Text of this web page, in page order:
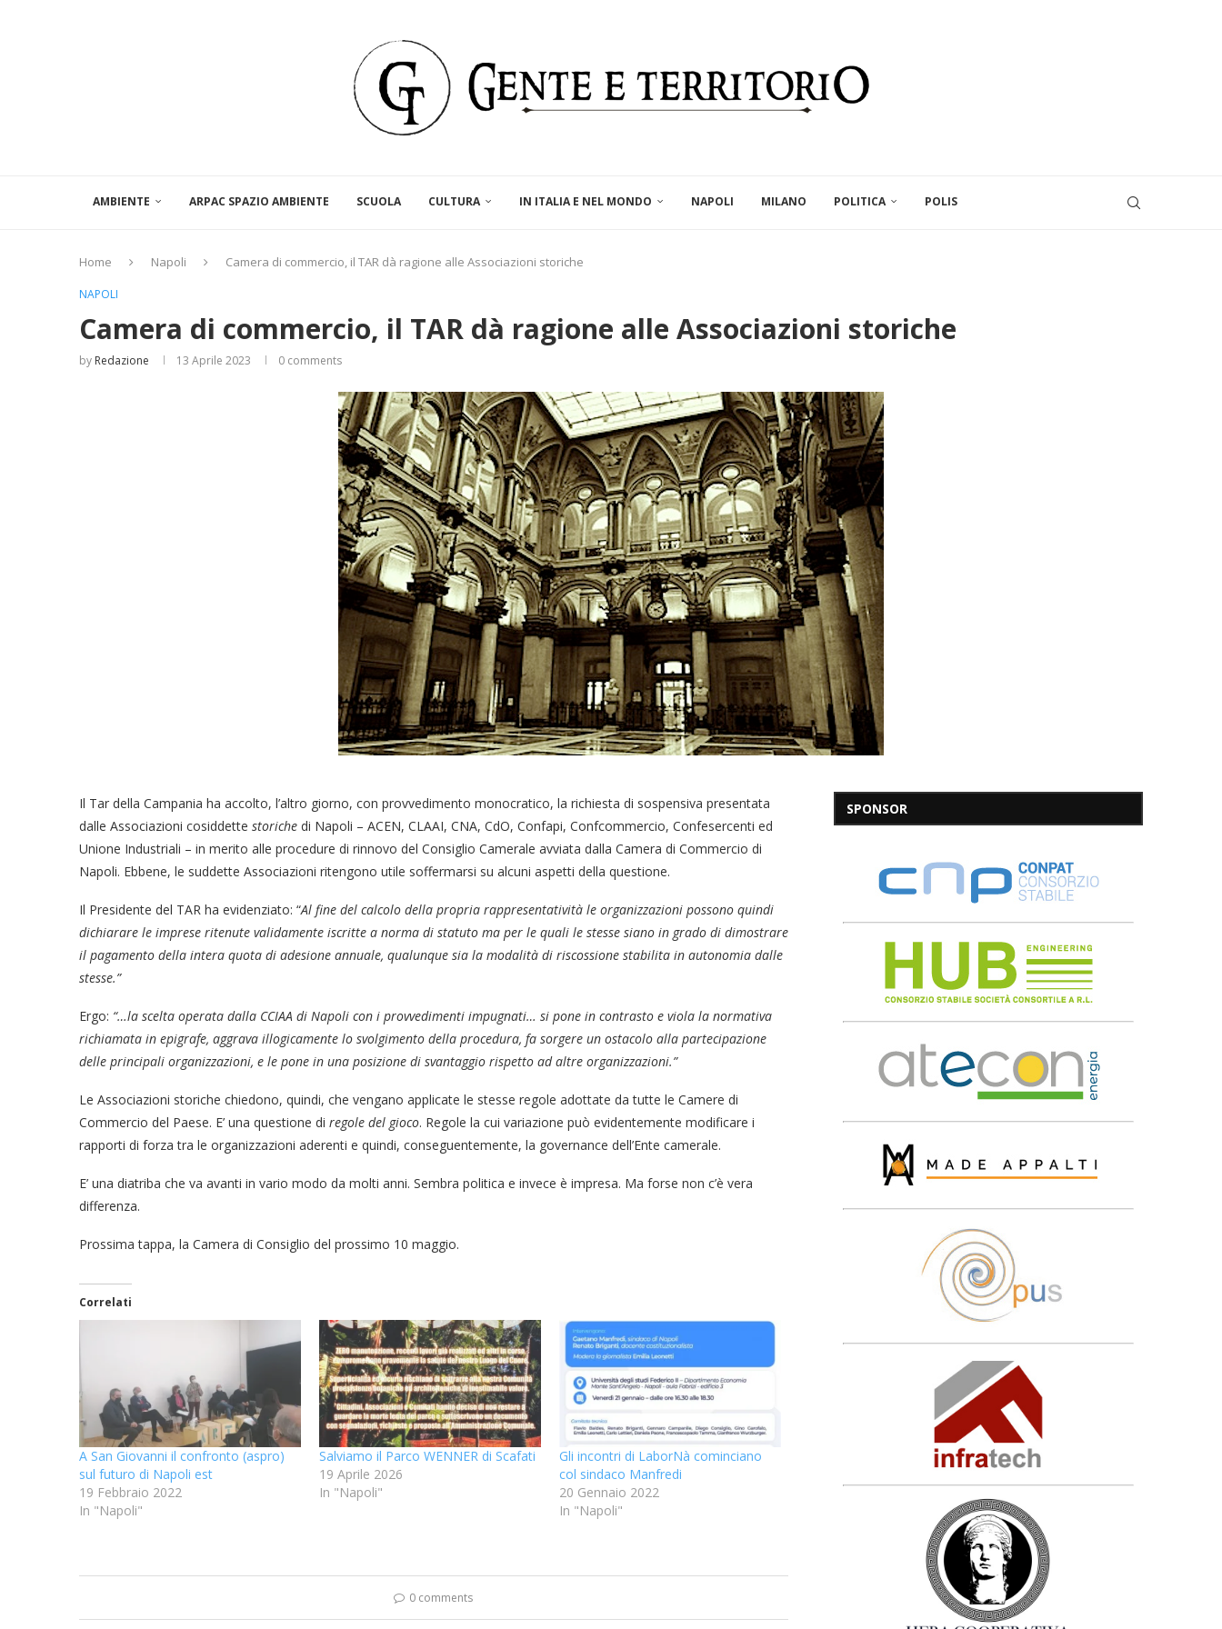
AMBIENTE ARPAC SPAZIO AMBIENTE SCUOLA CULTURA IN ITALIA E NEL MONDO NAPOLI MILANO POLITICA POLIS
Home Napoli Camera di commercio, il TAR dà ragione alle Associazioni storiche
NAPOLI
Camera di commercio, il TAR dà ragione alle Associazioni storiche
by Redazione 13 Aprile 2023 0 comments
Il Tar della Campania ha accolto, l’altro giorno, con provvedimento monocratico, la richiesta di sospensiva presentata
dalle Associazioni cosiddette storiche di Napoli – ACEN, CLAAI, CNA, CdO, Confapi, Confcommercio, Confesercenti ed
Unione Industriali – in merito alle procedure di rinnovo del Consiglio Camerale avviata dalla Camera di Commercio di
Napoli. Ebbene, le suddette Associazioni ritengono utile soffermarsi su alcuni aspetti della questione.
Il Presidente del TAR ha evidenziato: “Al fine del calcolo della propria rappresentatività le organizzazioni possono quindi
dichiarare le imprese ritenute validamente iscritte a norma di statuto ma per le quali le stesse siano in grado di dimostrare
il pagamento della intera quota di adesione annuale, qualunque sia la modalità di riscossione stabilita in autonomia dalle
stesse.”
Ergo: “…la scelta operata dalla CCIAA di Napoli con i provvedimenti impugnati… si pone in contrasto e viola la normativa
richiamata in epigrafe, aggrava illogicamente lo svolgimento della procedura, fa sorgere un ostacolo alla partecipazione
delle principali organizzazioni, e le pone in una posizione di svantaggio rispetto ad altre organizzazioni.”
Le Associazioni storiche chiedono, quindi, che vengano applicate le stesse regole adottate da tutte le Camere di
Commercio del Paese. E’ una questione di regole del gioco. Regole la cui variazione può evidentemente modificare i
rapporti di forza tra le organizzazioni aderenti e quindi, conseguentemente, la governance dell’Ente camerale.
E’ una diatriba che va avanti in vario modo da molti anni. Sembra politica e invece è impresa. Ma forse non c’è vera
differenza.
Prossima tappa, la Camera di Consiglio del prossimo 10 maggio.
Correlati
A San Giovanni il confronto (aspro)
sul futuro di Napoli est
19 Febbraio 2022
In "Napoli"
Salviamo il Parco WENNER di Scafati
19 Aprile 2026
In "Napoli"
Gli incontri di LaborNà cominciano
col sindaco Manfredi
20 Gennaio 2022
In "Napoli"
0 comments
SPONSOR